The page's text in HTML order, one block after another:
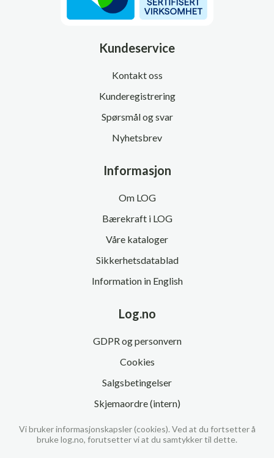
Kundeservice
Kontakt oss
Kunderegistrering
Spørsmål og svar
Nyhetsbrev
Informasjon
Om LOG
Bærekraft i LOG
Våre kataloger
Sikkerhetsdatablad
Information in English
Log.no
GDPR og personvern
Cookies
Salgsbetingelser
Skjemaordre (intern)
Vi bruker informasjonskapsler (cookies). Ved at du fortsetter å
bruke log.no, forutsetter vi at du samtykker til dette.